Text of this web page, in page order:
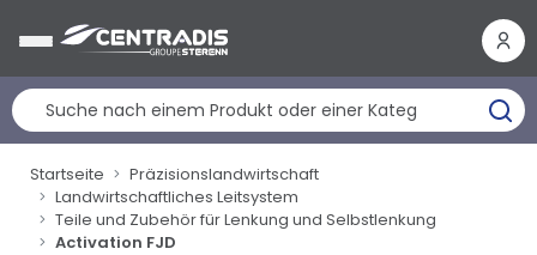
Startseite
Präzisionslandwirtschaft
Landwirtschaftliches Leitsystem
Teile und Zubehör für Lenkung und Selbstlenkung
Activation FJD